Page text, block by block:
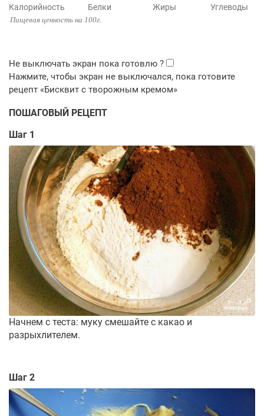
Калорийность Белки Жиры Углеводы
Пищевая ценность на 100г.
ПОШАГОВЫЙ РЕЦЕПТ
Шаг 1
Начнем с теста: муку смешайте с какао и
разрыхлителем.
Шаг 2